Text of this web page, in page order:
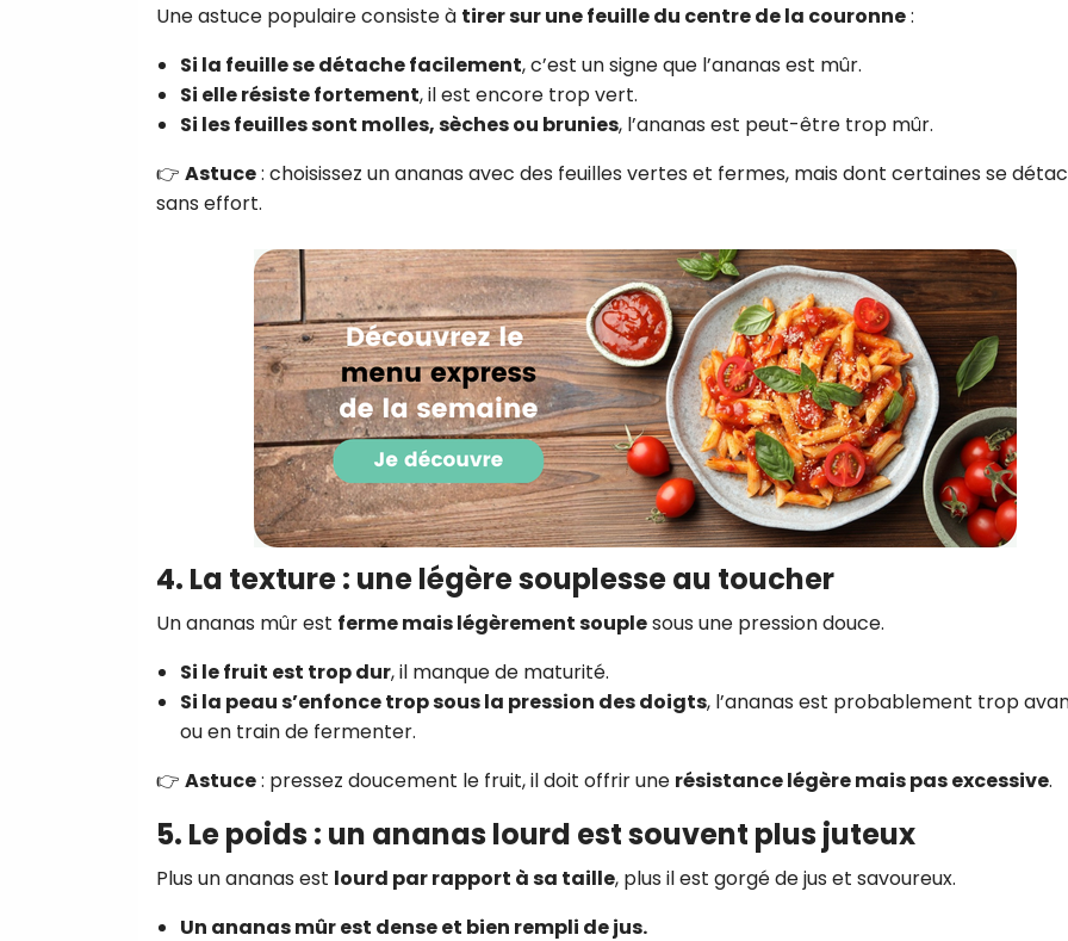
Une astuce populaire consiste à tirer sur une feuille du centre de la couronne:
Si la feuille se détache facilement, c’est un signe que l’ananas est mûr.
Si elle résiste fortement, il est encore trop vert.
Si les feuilles sont molles, sèches ou brunies, l’ananas est peut-être trop mûr.
👉 Astuce: choisissez un ananas avec des feuilles vertes et fermes, mais dont certaines se
sans effort.
4. La texture : une légère souplesse au toucher
Un ananas mûr est ferme mais légèrement souplesous une pression douce.
Si le fruit est trop dur, il manque de maturité.
Si la peau s’enfonce trop sous la pression des doigts, l’ananas est probablement trop
ou en train de fermenter.
👉 Astuce: pressez doucement le fruit, il doit offrir une résistance légère mais pas excessive.
5. Le poids : un ananas lourd est souvent plus juteux
Plus un ananas est lourd par rapport à sa taille, plus il est gorgé de jus et savoureux.
Un ananas mûr est dense et bien rempli de jus.